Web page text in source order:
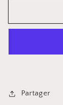
5
et
Partager